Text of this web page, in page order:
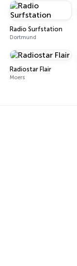
Radio Surfstation
Dortmund
Radiostar Flair
Moers